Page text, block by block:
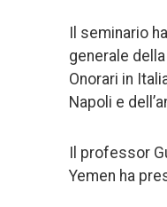
Il seminario
generale
Onorari in
Napoli e
Il professor
Yemen ha